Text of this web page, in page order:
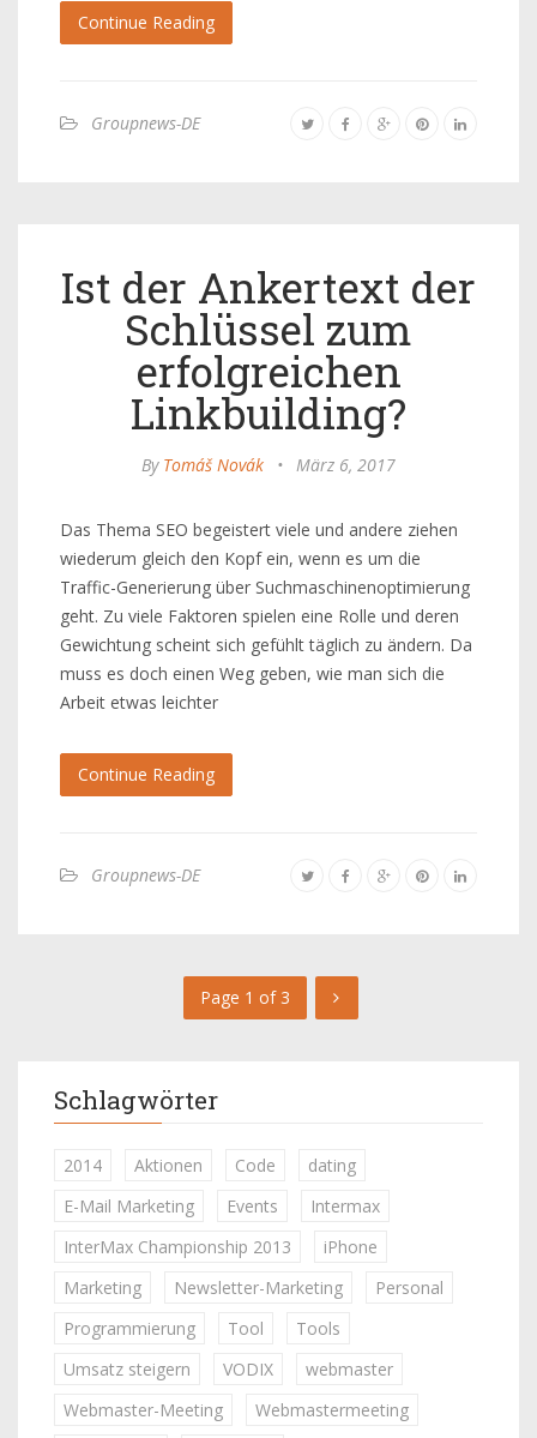
Continue Reading
Groupnews-DE
Ist der Ankertext der
Schlüssel zum
erfolgreichen
Linkbuilding?
By Tomáš Novák • März 6, 2017
Das Thema SEO begeistert viele und andere ziehen
wiederum gleich den Kopf ein, wenn es um die
Traffic-Generierung über Suchmaschinenoptimierung
geht. Zu viele Faktoren spielen eine Rolle und deren
Gewichtung scheint sich gefühlt täglich zu ändern. Da
muss es doch einen Weg geben, wie man sich die
Arbeit etwas leichter
Continue Reading
Groupnews-DE
Page 1 of 3
Schlagwörter
2014 Aktionen Code
dating
E-Mail Marketing
Events
Intermax
InterMax Championship 2013
iPhone
Marketing
Newsletter-Marketing
Personal
Programmierung
Tool
Tools
Umsatz steigern
VODIX
webmaster
Webmaster-Meeting
Webmastermeeting